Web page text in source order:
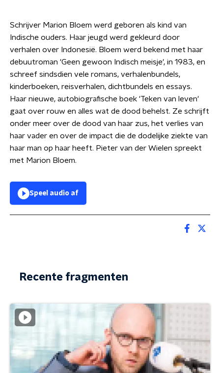
Schrijver Marion Bloem werd geboren als kind van
Indische ouders. Haar jeugd werd gekleurd door
verhalen over Indonesië. Bloem werd bekend met haar
debuutroman 'Geen gewoon Indisch meisje', in 1983, en
schreef sindsdien vele romans, verhalenbundels,
kinderboeken, reisverhalen, dichtbundels en essays.
Haar nieuwe, autobiografische boek 'Teken van leven'
gaat over rouw en alles wat de dood behelst. Ze schrijft
onder meer over de dood van haar zus, het verlies van
haar vader en over de impact die de dodelijke ziekte van
haar man op haar heeft. Pieter van der Wielen spreekt
met Marion Bloem.
Speel audio af
Recente fragmenten